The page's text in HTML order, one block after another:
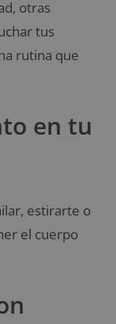
otras
tus
rutina que
en tu
estirarte o
el cuerpo